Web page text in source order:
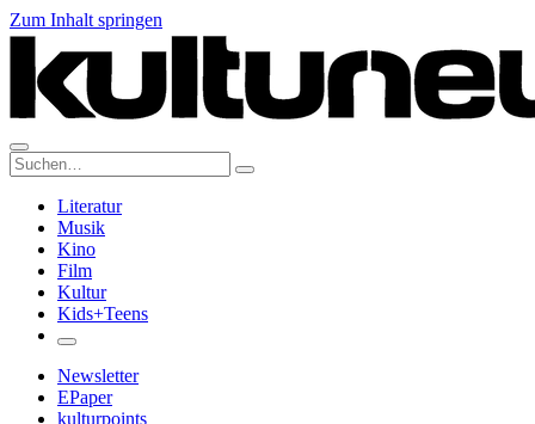
Zum Inhalt springen
Suche:
Literatur
Musik
Kino
Film
Kultur
Kids+Teens
Newsletter
EPaper
kulturpoints